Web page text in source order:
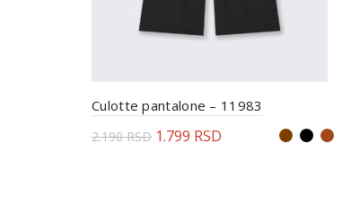
Culotte pantalone – 11983
2.190RSD 1.799 RSD